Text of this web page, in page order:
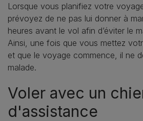
Lorsque vous planifiez votre
prévoyez de ne pas lui donner à
heures avant le vol afin d’éviter le
Ainsi, une fois que vous mettez
et que le voyage commence, il ne
malade.
Voler avec un
d'assistance